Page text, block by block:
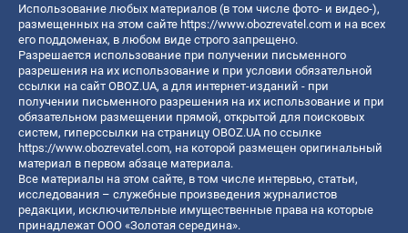
Использование любых материалов (в том числе фото- и видео-),
размещенных на этом сайте https://www.obozrevatel.com и на всех
его поддоменах, в любом виде строго запрещено.
Разрешается использование при получении письменного
разрешения на их использование и при условии обязательной
ссылки на сайт OBOZ.UA, а для интернет-изданий - при
получении письменного разрешения на их использование и при
обязательном размещении прямой, открытой для поисковых
систем, гиперссылки на страницу OBOZ.UA по ссылке
https://www.obozrevatel.com, на которой размещен оригинальный
материал в первом абзаце материала.
Все материалы на этом сайте, в том числе интервью, статьи,
исследования – служебные произведения журналистов
редакции, исключительные имущественные права на которые
принадлежат ООО «Золотая середина».